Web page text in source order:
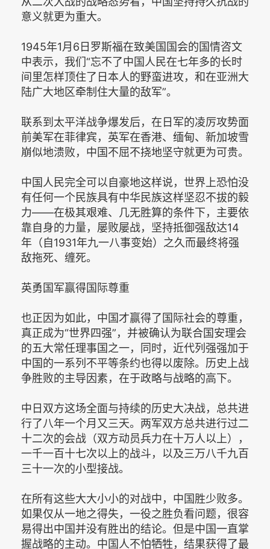
意义就更为重大。
1945年1月6日罗斯福在致美国国会的国情咨文
中表示，我们“忘不了中国人民在七年多的长时
间里怎样顶住了日本人的野蛮进攻，和在亚洲大
陆广大地区牵制住大量的敌军”。
联系到太平洋战争爆发后，在日军的凌厉攻势面
前美军在菲律宾，英军在香港、缅甸、新加坡雪
崩似地溃败，中国不屈不挠地坚守就更为可贵。
中国人民完全可以自豪地这样说，世界上恐怕没
有任何一个民族具有中华民族这样坚忍不拔的毅
力——在极其艰难、几无胜算的条件下，主要依
靠自身的力量，屡败屡战，坚持抵御强敌达14
年（自1931年九一八事变始）之久而最终将强
敌拖死、缠死。
英勇国军赢得国际尊重
也正因为如此，中国才赢得了国际社会的尊重，
真正成为“世界四强”，并被确认为联合国安理会
的五大常任理事国之一，同时，近代列强强加于
中国的一系列不平等条约也得以废除。历史上战
争胜败的主导因素，在于政略与战略的高下。
中日双方这场全面与持续的历史大决战，总共进
行了八年一个月又三天。两军双方总共进行过二
十二次的会战（双方动员兵力在十万人以上），
一千一百十七次以上的战斗，以及三万八千九百
三十一次的小型接战。
在所有这些大大小小的对战中，中国胜少败多。
如果仅从一地之得失，一役之胜负看问题，很容
易得出中国并没有胜出的结论。但是中国一直掌
握战略的主动。中国人不怕牺牲，结果获得了最